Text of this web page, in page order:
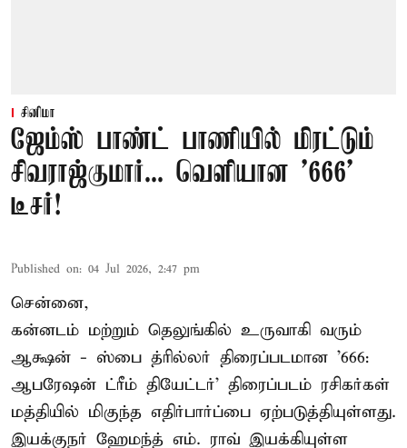
சினிமா
ஜேம்ஸ் பாண்ட் பாணியில் மிரட்டும்
சிவராஜ்குமார்... வெளியான '666'
டீசர்!
Published on: 04 Jul 2026, 2:47 pm
சென்னை,
கன்னடம் மற்றும் தெலுங்கில் உருவாகி வரும்
ஆக்ஷன் - ஸ்பை த்ரில்லர் திரைப்படமான '666:
ஆபரேஷன் ட்ரீம் தியேட்டர்' திரைப்படம் ரசிகர்கள்
மத்தியில் மிகுந்த எதிர்பார்ப்பை ஏற்படுத்தியுள்ளது.
இயக்குநர் ஹேமந்த் எம். ராவ் இயக்கியுள்ள